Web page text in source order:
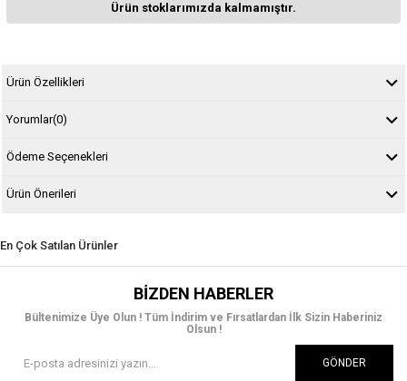
Ürün stoklarımızda kalmamıştır.
Ürün Özellikleri
Yorumlar(0)
Ödeme Seçenekleri
Ürün Önerileri
En Çok Satılan Ürünler
BIZDEN HABERLER
Bültenimize Üye Olun ! Tüm İndirim ve Fırsatlardan İlk Sizin Haberiniz
Olsun !
GÖNDER